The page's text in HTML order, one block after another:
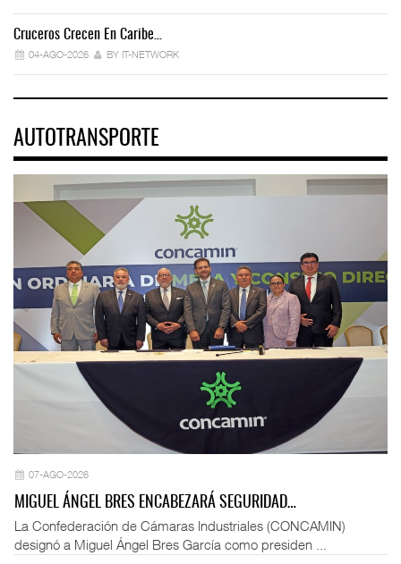
Cruceros Crecen En Caribe…
04-AGO-2026 BY IT-NETWORK
AUTOTRANSPORTE
07-AGO-2026
MIGUEL ÁNGEL BRES ENCABEZARÁ SEGURIDAD…
La Confederación de Cámaras Industriales (CONCAMIN)
designó a Miguel Ángel Bres García como presiden ...